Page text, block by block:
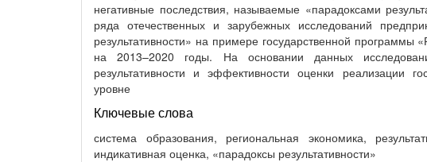
негативные последствия, называемые «парадоксами
ряда отечественных и зарубежных исследований
результативности» на примере государственной программы
на 2013–2020 годы. На основании данных
результативности и эффективности оценки реализации
уровне
Ключевые слова
система образования, региональная экономика,
индикативная оценка, «парадоксы результативности»